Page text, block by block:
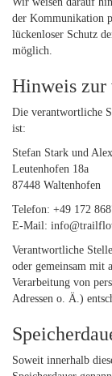
der Kommunikation
lückenloser Schutz
möglich.
Hinweis zur
Die verantwortliche
ist:
Stefan Stark und
Leutenhofen 18a
87448 Waltenhofen
Telefon: +49 172
E-Mail:
Verantwortliche
oder gemeinsam mit
Verarbeitung von
Adressen o. Ä.)
Soweit innerhalb